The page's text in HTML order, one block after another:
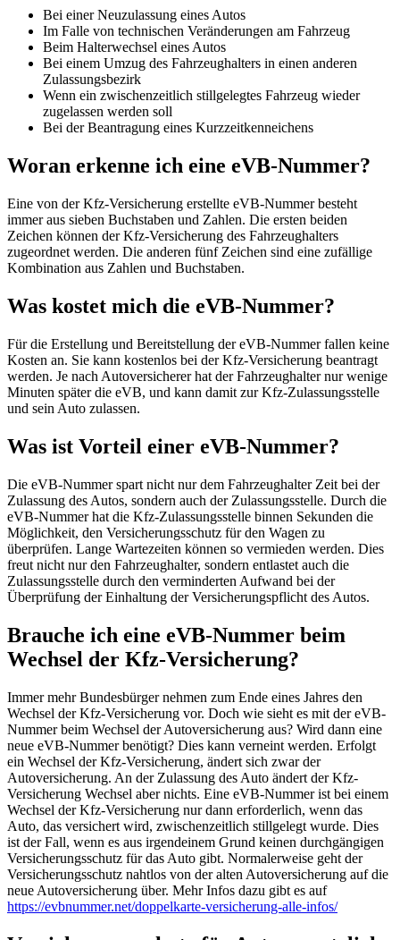
Bei einer Neuzulassung eines Autos
Im Falle von technischen Veränderungen am Fahrzeug
Beim Halterwechsel eines Autos
Bei einem Umzug des Fahrzeughalters in einen anderen
Zulassungsbezirk
Wenn ein zwischenzeitlich stillgelegtes Fahrzeug wieder
zugelassen werden soll
Bei der Beantragung eines Kurzzeitkenneichens
Woran erkenne ich eine eVB-Nummer?
Eine von der Kfz-Versicherung erstellte eVB-Nummer besteht
immer aus sieben Buchstaben und Zahlen. Die ersten beiden
Zeichen können der Kfz-Versicherung des Fahrzeughalters
zugeordnet werden. Die anderen fünf Zeichen sind eine zufällige
Kombination aus Zahlen und Buchstaben.
Was kostet mich die eVB-Nummer?
Für die Erstellung und Bereitstellung der eVB-Nummer fallen keine
Kosten an. Sie kann kostenlos bei der Kfz-Versicherung beantragt
werden. Je nach Autoversicherer hat der Fahrzeughalter nur wenige
Minuten später die eVB, und kann damit zur Kfz-Zulassungsstelle
und sein Auto zulassen.
Was ist Vorteil einer eVB-Nummer?
Die eVB-Nummer spart nicht nur dem Fahrzeughalter Zeit bei der
Zulassung des Autos, sondern auch der Zulassungsstelle. Durch die
eVB-Nummer hat die Kfz-Zulassungsstelle binnen Sekunden die
Möglichkeit, den Versicherungsschutz für den Wagen zu
überprüfen. Lange Wartezeiten können so vermieden werden. Dies
freut nicht nur den Fahrzeughalter, sondern entlastet auch die
Zulassungsstelle durch den verminderten Aufwand bei der
Überprüfung der Einhaltung der Versicherungspflicht des Autos.
Brauche ich eine eVB-Nummer beim
Wechsel der Kfz-Versicherung?
Immer mehr Bundesbürger nehmen zum Ende eines Jahres den
Wechsel der Kfz-Versicherung vor. Doch wie sieht es mit der eVB-
Nummer beim Wechsel der Autoversicherung aus? Wird dann eine
neue eVB-Nummer benötigt? Dies kann verneint werden. Erfolgt
ein Wechsel der Kfz-Versicherung, ändert sich zwar der
Autoversicherung. An der Zulassung des Auto ändert der Kfz-
Versicherung Wechsel aber nichts. Eine eVB-Nummer ist bei einem
Wechsel der Kfz-Versicherung nur dann erforderlich, wenn das
Auto, das versichert wird, zwischenzeitlich stillgelegt wurde. Dies
ist der Fall, wenn es aus irgendeinem Grund keinen durchgängigen
Versicherungsschutz für das Auto gibt. Normalerweise geht der
Versicherungsschutz nahtlos von der alten Autoversicherung auf die
neue Autoversicherung über. Mehr Infos dazu gibt es auf
https://evbnummer.net/doppelkarte-versicherung-alle-infos/